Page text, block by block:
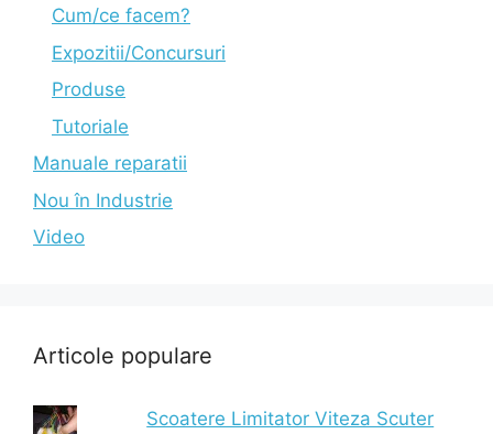
Cum/ce facem?
Expozitii/Concursuri
Produse
Tutoriale
Manuale reparatii
Nou în Industrie
Video
Articole populare
Scoatere Limitator Viteza Scuter